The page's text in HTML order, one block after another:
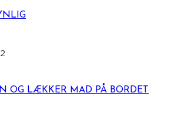
OG LÆKKER MAD PÅ BORDET